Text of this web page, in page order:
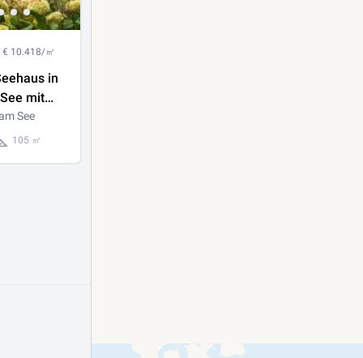
€ 10.418/㎡
in
mit
See
105 ㎡